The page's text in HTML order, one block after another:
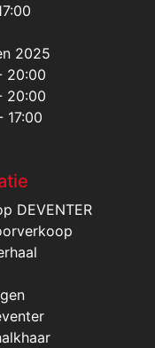
2025
20:00
20:00
17:00
DEVENTER